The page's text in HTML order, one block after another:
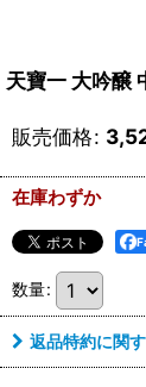
天寶一 大吟醸
販売価格:
在庫わずか
数量:
返品特約に関